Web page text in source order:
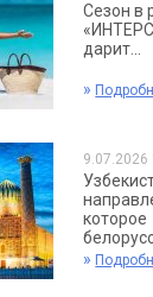
Сезон в
дарит...
»
9.07.2026
которое
»